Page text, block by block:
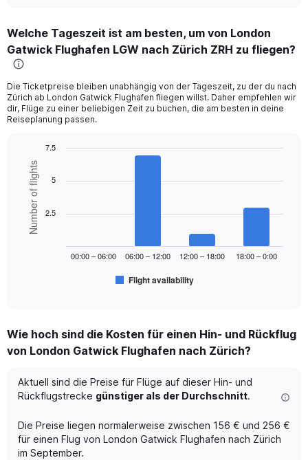
Range:
12
categories.
chart
has
1
displaying
values.
Range:
240.
Welche Tageszeit ist am besten, um von London
Gatwick Flughafen LGW nach Zürich ZRH zu fliegen?
Die Ticketpreise bleiben unabhängig von der Tageszeit, zu der du nach
Zürich ab London Gatwick Flughafen fliegen willst. Daher empfehlen wir
dir, Flüge zu einer beliebigen Zeit zu buchen, die am besten in deine
Reiseplanung passen.
Bar
chart
with
bars.
The
Range:
6
The
chart
has
Y
axis
displaying
Chart
graphic.
Number of flights
Flight availability
00:00 – 06:00 06:00 – 12:00 12:00 – 18:00 18:00 – 0:00
2.5
5
7.5
Wie hoch sind die Kosten für einen Hin- und Rückflug
von London Gatwick Flughafen nach Zürich?
Aktuell sind die Preise für Flüge auf dieser Hin- und
Rückflugstrecke günstiger als der Durchschnitt.
Die Preise liegen normalerweise zwischen 156 € und 256 €
für einen Flug von London Gatwick Flughafen nach Zürich
im September.